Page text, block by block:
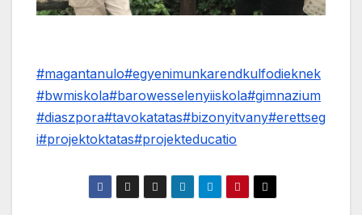
#magantanulo#egyenimunkarendkulfodieknek
#bwmiskola#barowesselenyiiskola#gimnazium
#diaszpora#tavokatatas#bizonyitvany#erettseg
i#projektoktatas#projekteducatio